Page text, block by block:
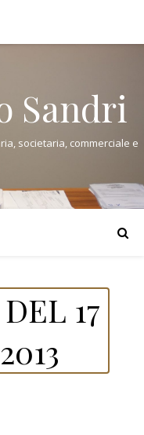
Sandri
societaria, commerciale e
17